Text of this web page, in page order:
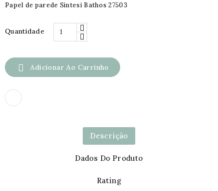
Papel de parede Sintesi Bathos 27503
Quantidade
 Adicionar Ao Carrinho
Descrição
Dados Do Produto
Rating